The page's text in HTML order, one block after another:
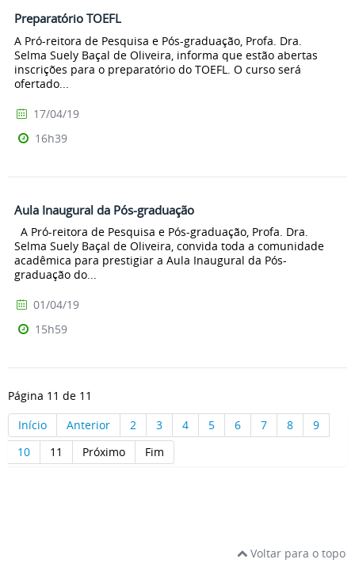
Preparatório TOEFL
A Pró-reitora de Pesquisa e Pós-graduação, Profa. Dra.
Selma Suely Baçal de Oliveira, informa que estão abertas
inscrições para o preparatório do TOEFL. O curso será
ofertado...
17/04/19
16h39
Aula Inaugural da Pós-graduação
A Pró-reitora de Pesquisa e Pós-graduação, Profa. Dra.
Selma Suely Baçal de Oliveira, convida toda a comunidade
acadêmica para prestigiar a Aula Inaugural da Pós-
graduação do...
01/04/19
15h59
Página 11 de 11
Início
Anterior 2 3 4 5 6 7 8
9
10
11 Próximo Fim
Voltar para o topo